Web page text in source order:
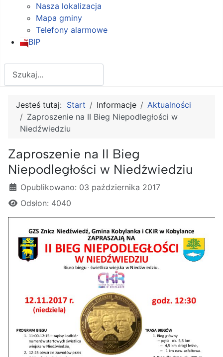
Nasza lokalizacja
Mapa gminy
Telefony alarmowe
BIP
Jesteś tutaj: Start Informacje
Aktualności
Zaproszenie na II Bieg Niepodległości w
Niedźwiedziu
Zaproszenie na II Bieg
Niepodległości w Niedźwiedziu
Szczegóły
Opublikowano: 03 października 2017
Odsłon: 4040